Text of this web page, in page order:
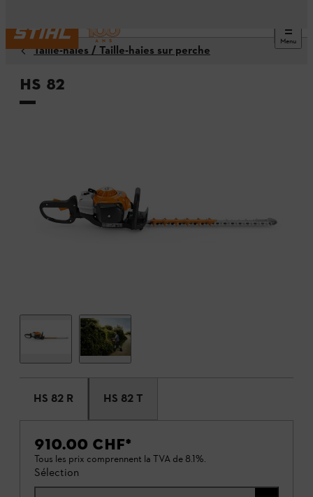
Menu
Taille-haies / Taille-haies sur perche
HS 82
HS 82 R HS 82 T
910.00 CHF*
Tous les prix comprennent la TVA de 8.1%.
Sélection